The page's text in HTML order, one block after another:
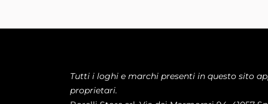
Tutti i loghi e marchi presenti in questo sito
proprietari.